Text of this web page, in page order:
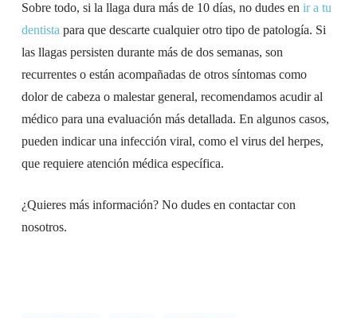
Sobre todo, si la llaga dura más de 10 días, no dudes en ir a tu
dentista para que descarte cualquier otro tipo de patología. Si
las llagas persisten durante más de dos semanas, son
recurrentes o están acompañadas de otros síntomas como
dolor de cabeza o malestar general, recomendamos acudir al
médico para una evaluación más detallada. En algunos casos,
pueden indicar una infección viral, como el virus del herpes,
que requiere atención médica específica.
¿Quieres más información? No dudes en contactar con
nosotros.